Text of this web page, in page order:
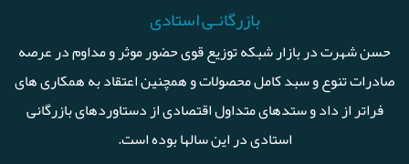
بازرگانـی استادی
حسن شهرت در بازار شبکه توزیع قوی حضور موثر و مداوم در عرصه
صادرات تنوع و سبد کامل محصولات و همچنین اعتقاد به همکاری های
فراتر از داد و ستدهای متداول اقتصادی از دستاوردهای بازرگانی
استادی در این سالها بوده است.